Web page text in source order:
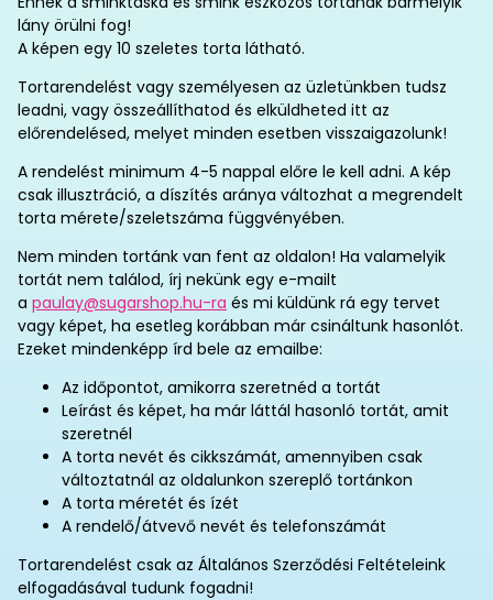
lány örülni fog!
A képen egy 10 szeletes torta látható.
Tortarendelést vagy személyesen az üzletünkben tudsz
leadni, vagy összeállíthatod és elküldheted itt az
előrendelésed, melyet minden esetben visszaigazolunk!
A rendelést minimum 4-5 nappal előre le kell adni. A kép
csak illusztráció, a díszítés aránya változhat a megrendelt
torta mérete/szeletszáma függvényében.
Nem minden tortánk van fent az oldalon! Ha valamelyik
tortát nem találod, írj nekünk egy e-mailt
a paulay@sugarshop.hu-ra és mi küldünk rá egy tervet
vagy képet, ha esetleg korábban már csináltunk hasonlót.
Ezeket mindenképp írd bele az emailbe:
Az időpontot, amikorra szeretnéd a tortát
Leírást és képet, ha már láttál hasonló tortát, amit
szeretnél
A torta nevét és cikkszámát, amennyiben csak
változtatnál az oldalunkon szereplő tortánkon
A torta méretét és ízét
A rendelő/átvevő nevét és telefonszámát
Tortarendelést csak az Általános Szerződési Feltételeink
elfogadásával tudunk fogadni!